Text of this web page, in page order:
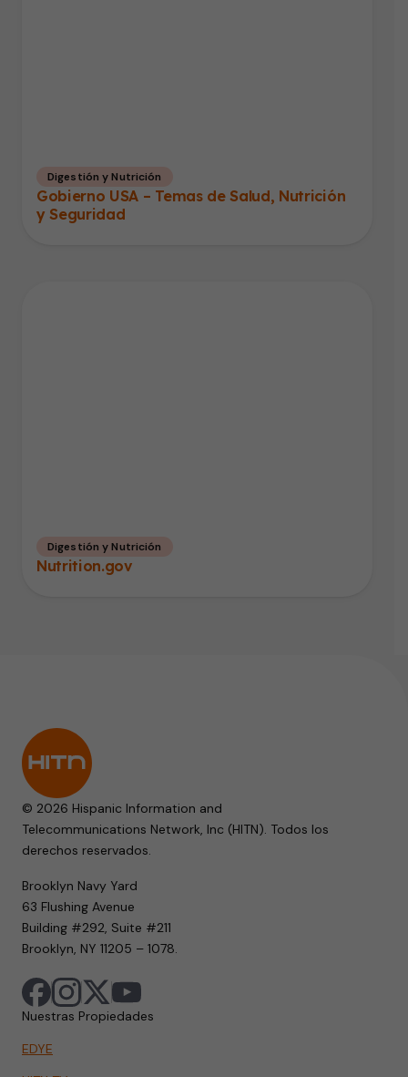
Digestión y Nutrición
Gobierno USA – Temas de Salud, Nutrición
y Seguridad
Digestión y Nutrición
Nutrition.gov
© 2026 Hispanic Information and
Telecommunications Network, Inc (HITN). Todos los
derechos reservados.
Brooklyn Navy Yard
63 Flushing Avenue
Building #292, Suite #211
Brooklyn, NY 11205 – 1078.
Nuestras Propiedades
EDYE